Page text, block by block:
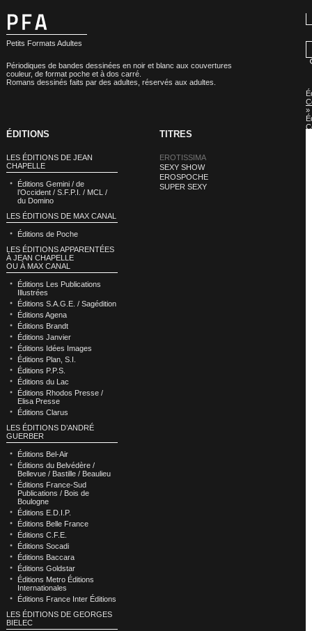
Petits Formats Adultes
Périodiques de bandes dessinées en noir et blanc aux couvertures
couleur, de format poche et à dos carré.
Romans dessinés faits par des adultes, réservés aux adultes.
»
ÉDITIONS
LES ÉDITIONS DE JEAN
CHAPELLE
Éditions Gemini / de
l’Occident / S.F.P.I. / MCL /
du Domino
LES ÉDITIONS DE MAX CANAL
Éditions de Poche
LES ÉDITIONS APPARENTÉES
À JEAN CHAPELLE
OU À MAX CANAL
Éditions Les Publications
Illustrées
Éditions S.A.G.E. / Sagédition
Éditions Agena
Éditions Brandt
Éditions Janvier
Éditions Idées Images
Éditions Plan, S.I.
Éditions P.P.S.
Éditions du Lac
Éditions Rhodos Presse /
Elisa Presse
Éditions Clarus
LES ÉDITIONS D’ANDRÉ
GUERBER
Éditions Bel-Air
Éditions du Belvédère /
Bellevue / Bastille / Beaulieu
Éditions France-Sud
Publications / Bois de
Boulogne
Éditions E.D.I.P.
Éditions Belle France
Éditions C.F.E.
Éditions Socadi
Éditions Baccara
Éditions Goldstar
Éditions Metro Éditions
Internationales
Éditions France Inter Éditions
LES ÉDITIONS DE GEORGES
BIELEC
TITRES
EROTISSIMA
SEXY SHOW
EROSPOCHE
SUPER SEXY